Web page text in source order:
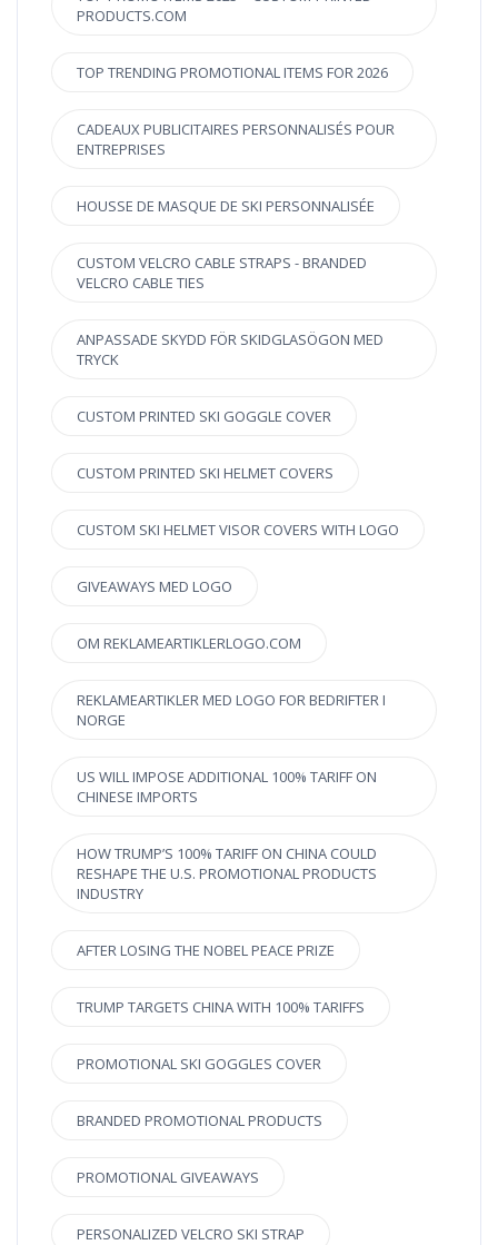
PRODUCTS.COM
TOP TRENDING PROMOTIONAL ITEMS FOR 2026
CADEAUX PUBLICITAIRES PERSONNALISÉS POUR
ENTREPRISES
HOUSSE DE MASQUE DE SKI PERSONNALISÉE
CUSTOM VELCRO CABLE STRAPS - BRANDED
VELCRO CABLE TIES
ANPASSADE SKYDD FÖR SKIDGLASÖGON MED
TRYCK
CUSTOM PRINTED SKI GOGGLE COVER
CUSTOM PRINTED SKI HELMET COVERS
CUSTOM SKI HELMET VISOR COVERS WITH LOGO
GIVEAWAYS MED LOGO
OM REKLAMEARTIKLERLOGO.COM
REKLAMEARTIKLER MED LOGO FOR BEDRIFTER I
NORGE
US WILL IMPOSE ADDITIONAL 100% TARIFF ON
CHINESE IMPORTS
HOW TRUMP’S 100% TARIFF ON CHINA COULD
RESHAPE THE U.S. PROMOTIONAL PRODUCTS
INDUSTRY
AFTER LOSING THE NOBEL PEACE PRIZE
TRUMP TARGETS CHINA WITH 100% TARIFFS
PROMOTIONAL SKI GOGGLES COVER
BRANDED PROMOTIONAL PRODUCTS
PROMOTIONAL GIVEAWAYS
PERSONALIZED VELCRO SKI STRAP